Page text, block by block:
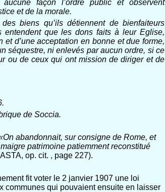
façon l’ordre public et observent
et de la morale.
biens qu’ils détiennent de bienfaiteurs
entendent que les dons faits à leur Eglise,
et d’une acceptation en bonne et due forme,
séquestre, ni enlevés par aucun ordre, si ce
ou de ceux qui ont mission de diriger et de
de Soccia.
abandonnait, sur consigne de Rome, et
patrimoine patiemment reconstitué
op. cit. , page 227).
fit voter le 2 janvier 1907 une loi
communes qui pouvaient ensuite en laisser